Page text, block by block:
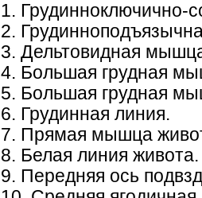
1. Грудинноключично-
2.
3. Дельтовидная
4. Большая грудная
5. Большая грудная
6. Грудинная линия.
7. Прямая мышца
8. Белая линия живота.
9. Передняя ось